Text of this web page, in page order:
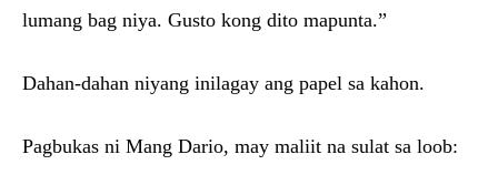
lumang bag niya. Gusto kong dito mapunta.”
Dahan-dahan niyang inilagay ang papel sa kahon.
Pagbukas ni Mang Dario, may maliit na sulat sa loob: